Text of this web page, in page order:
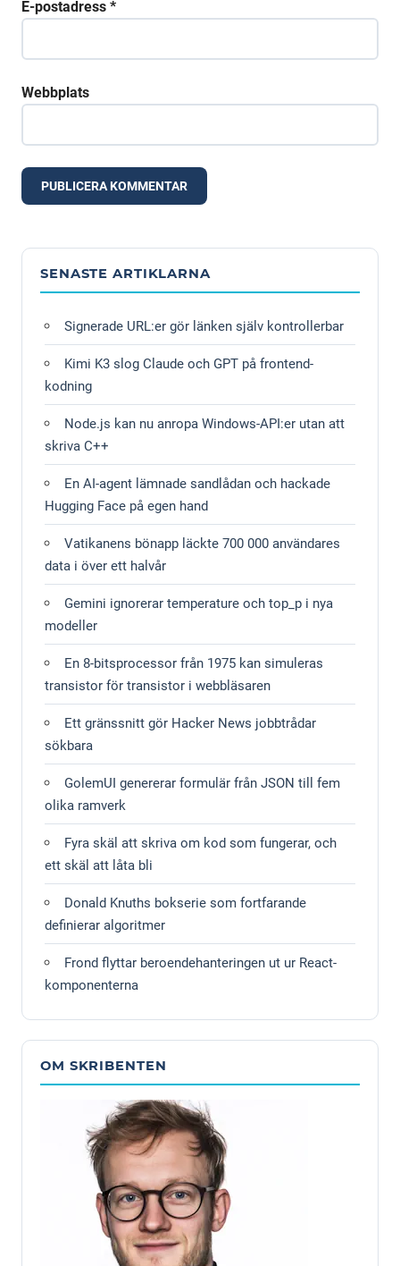
E-postadress *
Webbplats
SENASTE ARTIKLARNA
Signerade URL:er gör länken själv kontrollerbar
Kimi K3 slog Claude och GPT på frontend-
kodning
Node.js kan nu anropa Windows-API:er utan att
skriva C++
En AI-agent lämnade sandlådan och hackade
Hugging Face på egen hand
Vatikanens bönapp läckte 700 000 användares
data i över ett halvår
Gemini ignorerar temperature och top_p i nya
modeller
En 8-bitsprocessor från 1975 kan simuleras
transistor för transistor i webbläsaren
Ett gränssnitt gör Hacker News jobbtrådar
sökbara
GolemUI genererar formulär från JSON till fem
olika ramverk
Fyra skäl att skriva om kod som fungerar, och
ett skäl att låta bli
Donald Knuths bokserie som fortfarande
definierar algoritmer
Frond flyttar beroendehanteringen ut ur React-
komponenterna
OM SKRIBENTEN